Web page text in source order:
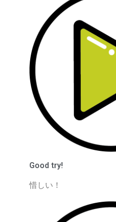
Good try!
惜しい！